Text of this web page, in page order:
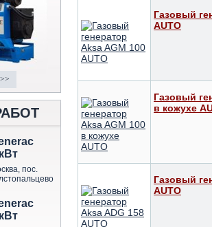
пос.
Газовый
AUTO
Газовый
в кожухе
Газовый
AUTO